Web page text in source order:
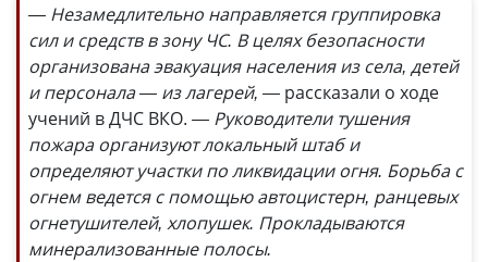
— Незамедлительно направляется группировка
сил и средств в зону ЧС. В целях безопасности
организована эвакуация населения из села, детей
и персонала — из лагерей, — рассказали о ходе
учений в ДЧС ВКО. — Руководители тушения
пожара организуют локальный штаб и
определяют участки по ликвидации огня. Борьба с
огнем ведется с помощью автоцистерн, ранцевых
огнетушителей, хлопушек. Прокладываются
минерализованные полосы.